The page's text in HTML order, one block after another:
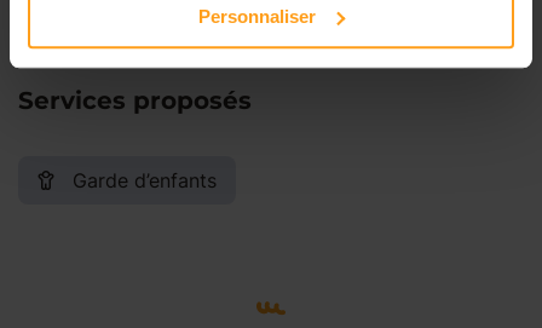
Personnaliser
Services proposés
Garde d’enfants